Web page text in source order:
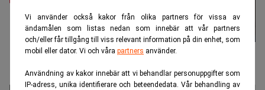
Vi använder också kakor från olika partners för vissa av
ändamålen som listas nedan som innebär att vår partners
och/eller får tillgång till viss relevant information på din enhet, som
mobil eller dator. Vi och våra partners använder.
Användning av kakor innebär att vi behandlar personuppgifter som
IP-adress, unika identifierare och beteendedata. Vår behandling av
"Vi vill växa med våra affärer"